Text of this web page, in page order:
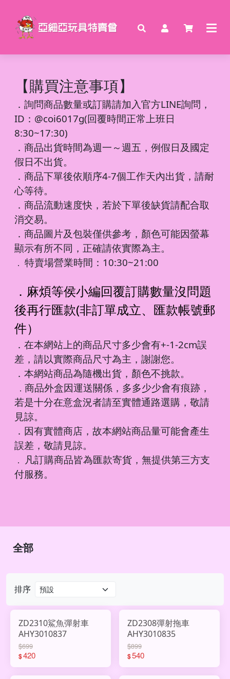
【購買注意事項】
． 詢問商品數量或訂購請加入官方LINE詢問，
ID：@coi6017g(回覆時間正常上班日
8:30~17:30)
．商品出貨時間為週一～週五，例假日及國定
假日不出貨。
．商品下單後依順序4-7個工作天內出貨，請耐
心等待。
．商品流動速度快，若於下單後缺貨請配合取
消交易。
．商品圖片及包裝僅供參考，顏色可能因螢幕
顯示有所不同，正確請依實際為主。
． 特賣場營業時間：10:30~21:00
．麻煩等侯小編回覆訂購數量沒問題
後再行匯款(非訂單成立、匯款帳號郵
件）
．在本網站上的商品尺寸多少會有+-1-2cm誤
差，請以實際商品尺寸為主，謝謝您。
．本網站商品為隨機出貨，顏色不挑款。
． 商品外盒因運送關係，多多少少會有痕跡，
若是十分在意盒況者請至實體通路選購，敬請
見諒。
．因有實體商店，故本網站商品量可能會產生
誤差，敬請見諒。
． 凡訂購商品皆為匯款寄貨，無提供第三方支
付服務。
排序
ZD2310鯊魚彈射車
AHY3010837
$699
$420
ZD2308彈射拖車
AHY3010835
$899
$540
全部